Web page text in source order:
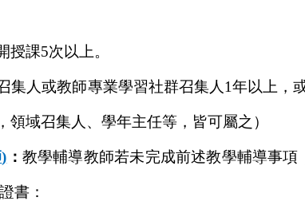
授課5次以上。
集人或教師專業學習社群召集人 1年以上，
領域召集人、學年主任等，皆可屬之）
) ： 教學輔導教師若未完成前述教學輔導事
書：